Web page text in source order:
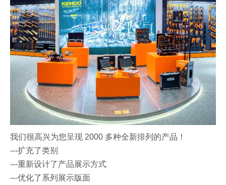
我们很高兴为您呈现 2000 多种全新排列的产品！
---扩充了类别
---重新设计了产品展示方式
---优化了系列展示版面